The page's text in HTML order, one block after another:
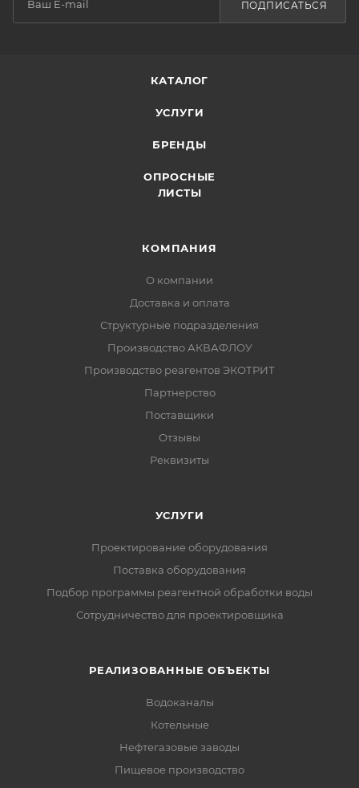
ПОДПИСАТЬСЯ
КАТАЛОГ
УСЛУГИ
БРЕНДЫ
ОПРОСНЫЕ
ЛИСТЫ
КОМПАНИЯ
О компании
Доставка и оплата
Структурные подразделения
Производство АКВАФЛОУ
Производство реагентов ЭКОТРИТ
Партнерство
Поставщики
Отзывы
Реквизиты
УСЛУГИ
Проектирование оборудования
Поставка оборудования
Подбор программы реагентной обработки воды
Сотрудничество для проектировщика
РЕАЛИЗОВАННЫЕ ОБЪЕКТЫ
Водоканалы
Котельные
Нефтегазовые заводы
Пищевое производство